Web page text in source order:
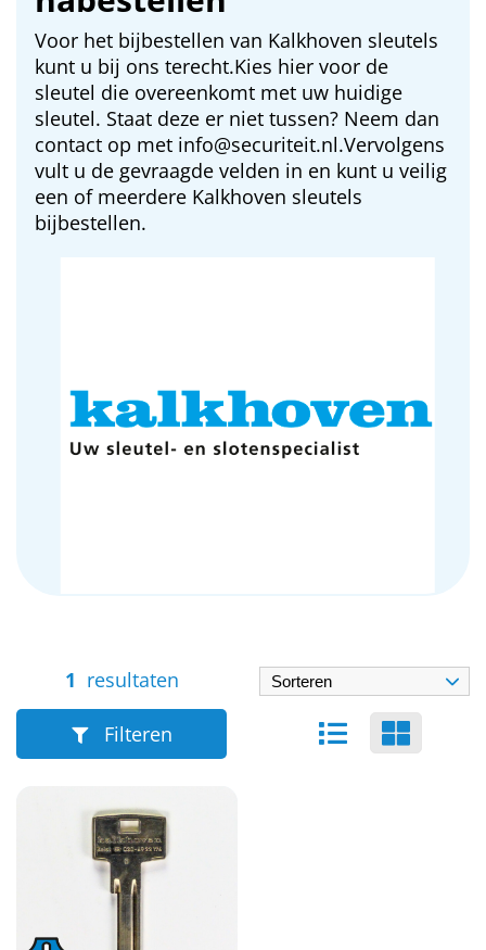
Voor het bijbestellen van Kalkhoven sleutels
kunt u bij ons terecht.Kies hier voor de
sleutel die overeenkomt met uw huidige
sleutel. Staat deze er niet tussen? Neem dan
contact op met info@securiteit.nl.Vervolgens
vult u de gevraagde velden in en kunt u veilig
een of meerdere Kalkhoven sleutels
bijbestellen.
1 resultaten
Filteren